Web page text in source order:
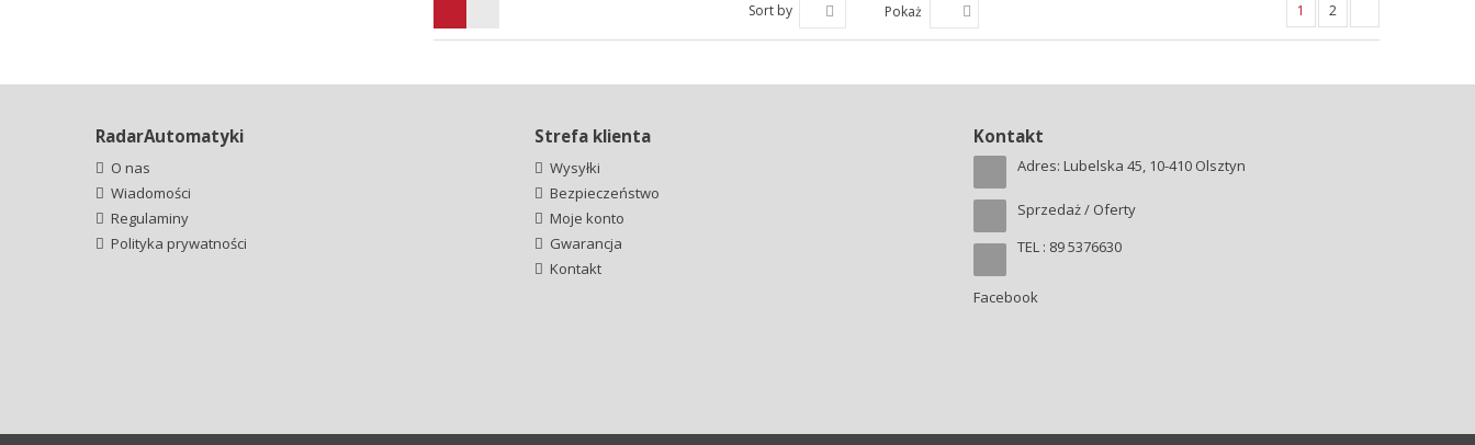
Sort by Pokaż 1 2
RadarAutomatyki
O nas
Wiadomości
Regulaminy
Polityka prywatności
Strefa klienta
Wysyłki
Bezpieczeństwo
Moje konto
Gwarancja
Kontakt
Kontakt
Adres: Lubelska 45, 10-410 Olsztyn
Sprzedaż / Oferty
TEL : 89 5376630
Facebook